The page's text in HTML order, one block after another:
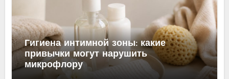
Гигиена интимной зоны: какие
привычки могут нарушить
микрофлору